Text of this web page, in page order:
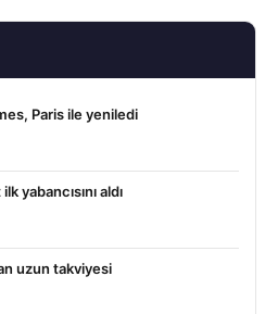
Paris ile yeniledi
yabancısını aldı
uzun takviyesi